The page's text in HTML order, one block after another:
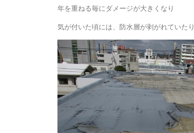
年を重ねる毎にダメージが大きくなり
気が付いた頃には、防水層が剥がれていた